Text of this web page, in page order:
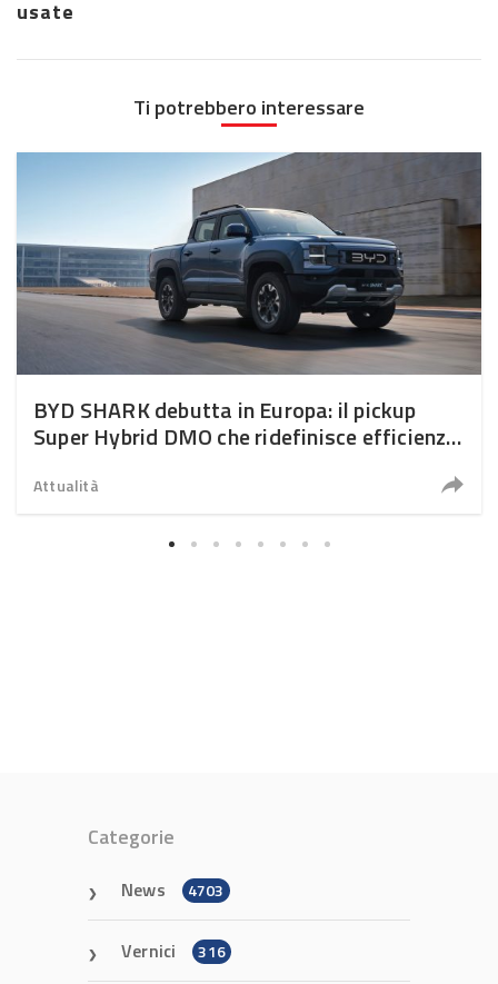
usate
Ti potrebbero interessare
BYD SHARK debutta in Europa: il pickup
Super Hybrid DMO che ridefinisce efficienza,
Attualità
Categorie
News 4703
Vernici 316